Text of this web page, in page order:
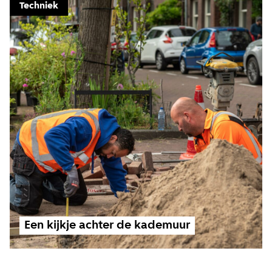
Een kijkje achter de kademuur
Techniek